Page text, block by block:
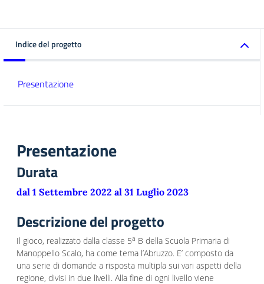
Indice del progetto
Presentazione
Presentazione
Durata
dal 1 Settembre 2022 al 31 Luglio 2023
Descrizione del progetto
Il gioco, realizzato dalla classe 5a B della Scuola Primaria di
Manoppello Scalo, ha come tema l’Abruzzo. E’ composto da
una serie di domande a risposta multipla sui vari aspetti della
regione, divisi in due livelli. Alla fine di ogni livello viene